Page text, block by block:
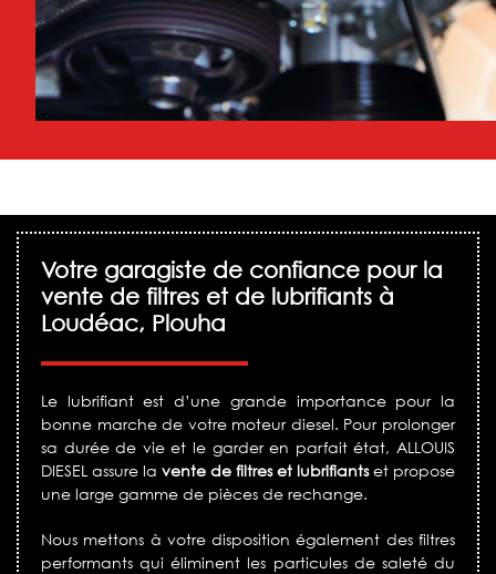
Votre garagiste de confiance pour la
vente de filtres et de lubrifiants à
Loudéac, Plouha
Le lubrifiant est d’une grande importance pour la
bonne marche de votre moteur diesel. Pour prolonger
sa durée de vie et le garder en parfait état, ALLOUIS
DIESEL assure la vente de filtres et lubrifiantset propose
une large gamme de pièces de rechange.
Nous mettons à votre disposition également des filtres
performants qui éliminent les particules de saleté du